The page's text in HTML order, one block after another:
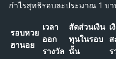
กำไรสุทธิรอบละประมาณ 1 บ
รอบหวย
ฮานอย
เวลา
ออก
รางวัล
สัดส่วนเงิน
ทุนในรอบ
นั้น
เ
ส
ร